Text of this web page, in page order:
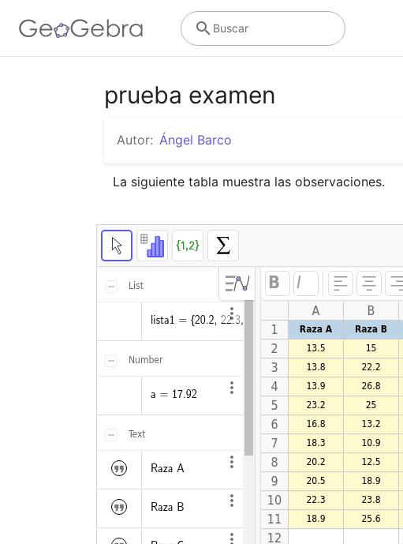
Buscar
prueba examen
Autor: Ángel Barco
La siguiente tabla muestra las observaciones.